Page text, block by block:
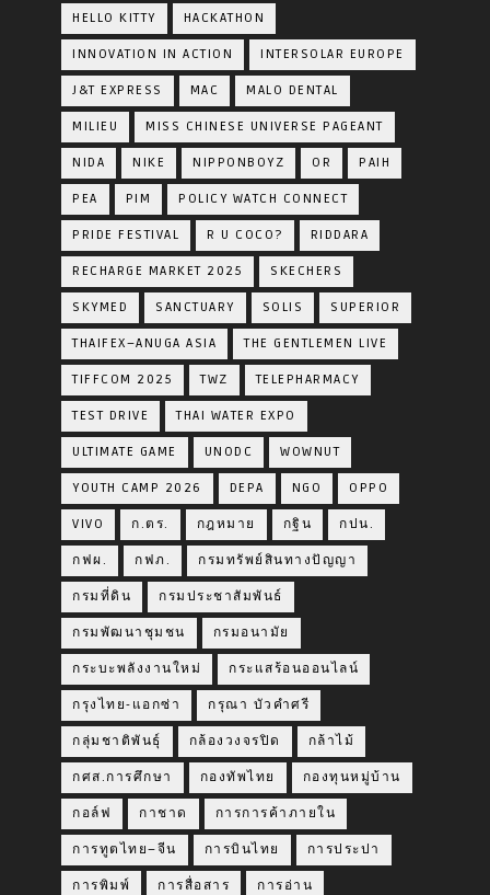
HELLO KITTY HACKATHON
INNOVATION IN ACTION INTERSOLAR EUROPE
J&T EXPRESS MAC MALO DENTAL
MILIEU MISS CHINESE UNIVERSE PAGEANT
NIDA NIKE NIPPONBOYZ OR PAIH
PEA PIM POLICY WATCH CONNECT
PRIDE FESTIVAL R U COCO? RIDDARA
RECHARGE MARKET 2025 SKECHERS
SKYMED SANCTUARY SOLIS SUPERIOR
THAIFEX–ANUGA ASIA THE GENTLEMEN LIVE
TIFFCOM 2025 TWZ TELEPHARMACY
TEST DRIVE THAI WATER EXPO
ULTIMATE GAME UNODC WOWNUT
YOUTH CAMP 2026 DEPA NGO OPPO
VIVO ก.ตร. กฎหมาย กฐิน กปน.
กฟผ. กฟภ. กรมทรัพย์สินทางปัญญา
กรมที่ดิน กรมประชาสัมพันธ์
กรมพัฒนาชุมชน กรมอนามัย
กระบะพลังงานใหม่ กระแสร้อนออนไลน์
กรุงไทย-แอกซ่า กรุณา บัวคำศรี
กลุ่มชาติพันธุ์ กล้องวงจรปิด กล้าไม้
กศส.การศึกษา กองทัพไทย กองทุนหมู่บ้าน
กอล์ฟ กาชาด การการค้าภายใน
การทูตไทย–จีน การบินไทย การประปา
การพิมพ์ การสื่อสาร การอ่าน